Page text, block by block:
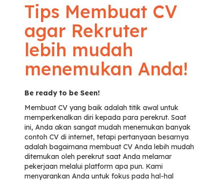
Tips Membuat CV
agar Rekruter
lebih mudah
menemukan Anda!
Be ready to be Seen!
Membuat CV yang baik adalah titik awal untuk
memperkenalkan diri kepada para perekrut. Saat
ini, Anda akan sangat mudah menemukan banyak
contoh CV di internet, tetapi pertanyaan besarnya
adalah bagaimana membuat CV Anda lebih mudah
ditemukan oleh perekrut saat Anda melamar
pekerjaan melalui platform apa pun. Kami
menyarankan Anda untuk fokus pada hal-hal